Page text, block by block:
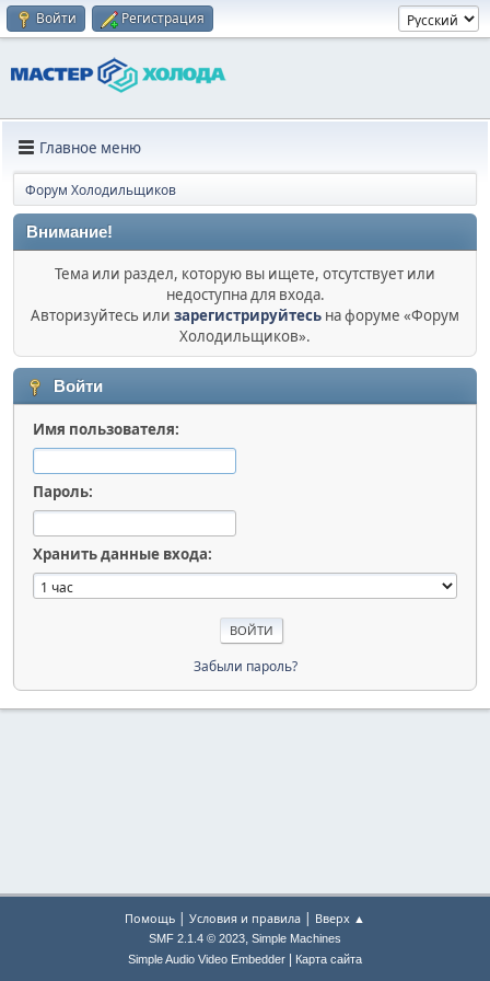
Войти Регистрация
Главное меню
Форум Холодильщиков
Внимание!
Тема или раздел, которую вы ищете, отсутствует или
недоступна для входа.
Авторизуйтесь или зарегистрируйтесь на форуме «Форум
Холодильщиков».
Войти
Имя пользователя:
Пароль:
Хранить данные входа:
Забыли пароль?
Помощь | Условия и правила | Вверх ▲
SMF 2.1.4 © 2023, Simple Machines
Simple Audio Video Embedder
Карта сайта